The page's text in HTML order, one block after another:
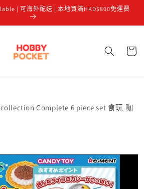
| 可海外配送 | 本地買滿HKD$800免運費
物
Complete 6 piece set 食玩 咖